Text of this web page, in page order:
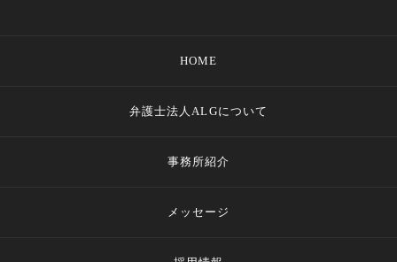
HOME
弁護士法人ALGについて
事務所紹介
メッセージ